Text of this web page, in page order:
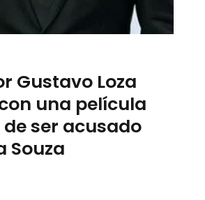
Gustavo Loza
una película
ser acusado
Souza